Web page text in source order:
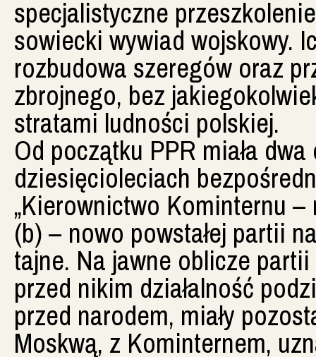
specjalistyczne
sowiecki wywiad wojskowy.
rozbudowa szeregów oraz
zbrojnego, bez
stratami ludności polskiej.
Od początku PPR miała
dziesięcioleciach
„Kierownictwo Kominternu
(b) – nowo powstałej partii
tajne. Na jawne oblicze partii
przed nikim działalność
przed narodem, miały
Moskwą, z Kominternem,